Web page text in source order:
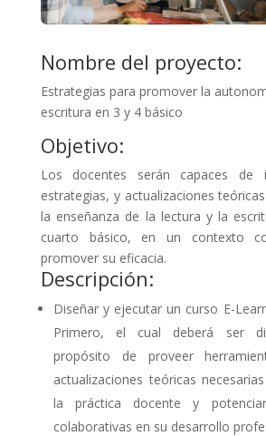
Nombre del proyecto:
Estrategias para promover la
escritura en 3 y 4 básico
Objetivo:
Los docentes serán capaces de
estrategias, y actualizaciones
la enseñanza de la lectura y la
cuarto básico, en un contexto
promover su eficacia.
Descripción:
Diseñar y ejecutar un curso E-
Primero, el cual deberá ser
propósito de proveer
actualizaciones teóricas
la práctica docente y
colaborativas en su desarrollo